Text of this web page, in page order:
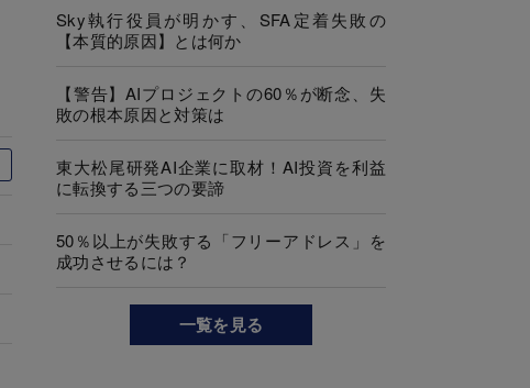
Sky執行役員が明かす、SFA定着失敗の
【本質的原因】とは何か
【警告】AIプロジェクトの60％が断念、失
敗の根本原因と対策は
東大松尾研発AI企業に取材！AI投資を利益
に転換する三つの要諦
50％以上が失敗する「フリーアドレス」を
成功させるには？
一覧を見る